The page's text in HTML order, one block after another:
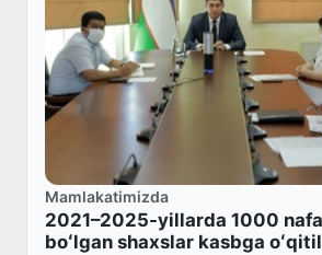
Mamlakatimizda
2021–2025-yillarda 1000
boʻlgan shaxslar kasbga